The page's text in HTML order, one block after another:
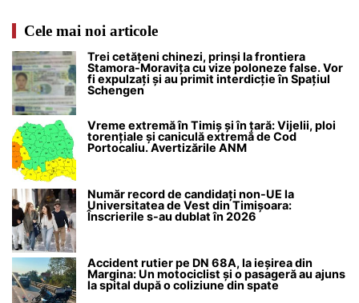
Cele mai noi articole
Trei cetățeni chinezi, prinși la frontiera
Stamora-Moravița cu vize poloneze false. Vor
fi expulzați și au primit interdicție în Spațiul
Schengen
Vreme extremă în Timiș și în țară: Vijelii, ploi
torențiale și caniculă extremă de Cod
Portocaliu. Avertizările ANM
Număr record de candidați non-UE la
Universitatea de Vest din Timișoara:
Înscrierile s-au dublat în 2026
Accident rutier pe DN 68A, la ieșirea din
Margina: Un motociclist și o pasageră au ajuns
la spital după o coliziune din spate